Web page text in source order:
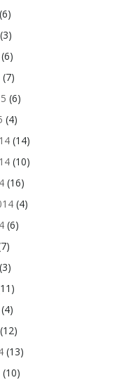
(6)
(3)
(6)
(7)
(6)
(4)
(14)
(10)
(16)
(4)
(6)
(3)
(12)
(13)
(10)